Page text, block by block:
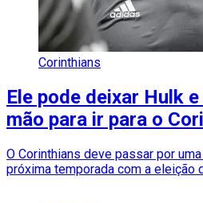
Corinthians
Ele pode deixar Hulk
mão para ir para o
O Corinthians deve passar por
próxima temporada com a eleição